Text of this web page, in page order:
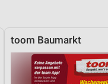
toom Baumarkt